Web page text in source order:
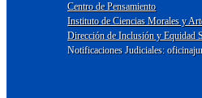
Centro de Pensamiento
Instituto de Ciencias Morales y
Dirección de Inclusión y Equidad
Notificaciones Judiciales: